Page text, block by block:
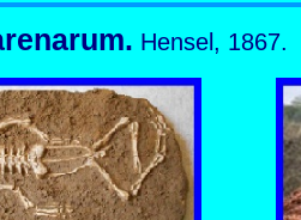
Hensel, 1867.